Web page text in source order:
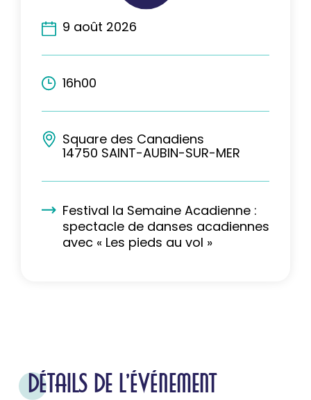
9 août 2026
16h00
Square des Canadiens
14750 SAINT-AUBIN-SUR-MER
Festival la Semaine Acadienne :
spectacle de danses acadiennes
avec « Les pieds au vol »
DÉTAILS DE L'ÉVÉNEMENT